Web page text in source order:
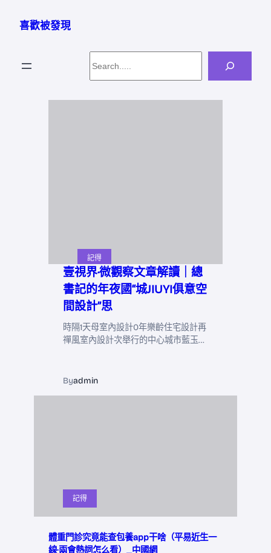
喜歡被發現
記得
壹視界·微觀察文章解讀｜總
書記的年夜國“城JIUYI俱意空
間設計”思
時隔1天母室內設計0年樂齡住宅設計再
禪風室內設計次舉行的中心城市藍玉…
Byadmin
記得
體重門診究竟能查包養app干啥（平易近生一
線·兩會熱詞怎么看）_中國網